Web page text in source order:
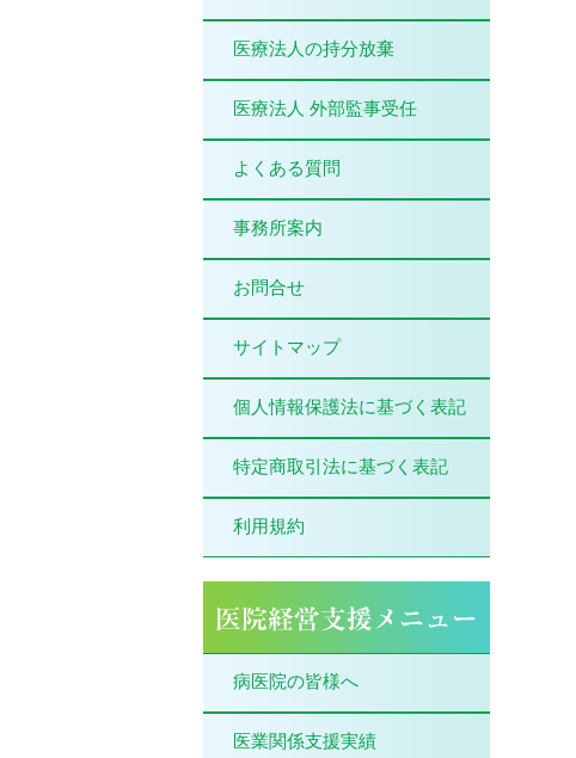
医療法人の持分放棄
医療法人 外部監事受任
よくある質問
事務所案内
お問合せ
サイトマップ
個人情報保護法に基づく表記
特定商取引法に基づく表記
利用規約
病医院の皆様へ
医業関係支援実績